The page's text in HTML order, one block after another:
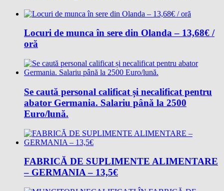
Locuri de munca în sere din Olanda – 13,68€ /
oră
Se caută personal calificat și necalificat pentru
abator Germania. Salariu până la 2500
Euro/lună.
FABRICĂ DE SUPLIMENTE ALIMENTARE
– GERMANIA – 13,5€